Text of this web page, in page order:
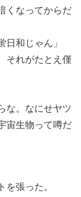
くなってからだ
日和じゃん」
それがたとえ僅
な。なにせヤツ
宙生物って噂だ
を張った。